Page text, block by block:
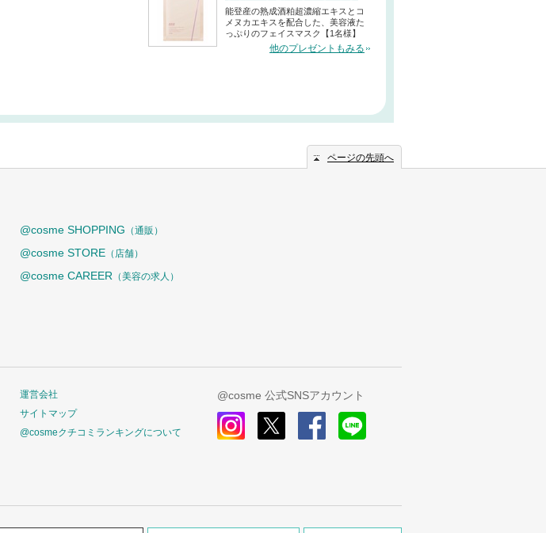
能登産の熟成酒粕超濃縮エキスとコ
メヌカエキスを配合した、美容液た
っぷりのフェイスマスク【1名様】
他のプレゼントもみる
ページの先頭へ
@cosme SHOPPING （通販）
@cosme STORE （店舗）
@cosme CAREER （美容の求人）
運営会社
サイトマップ
@cosmeクチコミランキングについて
@cosme 公式SNSアカウント